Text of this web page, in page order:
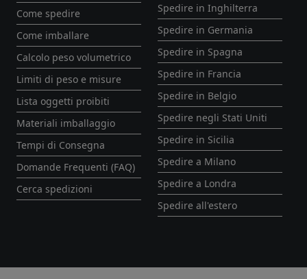
Come spedire
Come imballare
Calcolo peso volumetrico
Limiti di peso e misure
Lista oggetti proibiti
Materiali imballaggio
Tempi di Consegna
Domande Frequenti (FAQ)
Cerca spedizioni
Spedire in Inghilterra
Spedire in Germania
Spedire in Spagna
Spedire in Francia
Spedire in Belgio
Spedire negli Stati Uniti
Spedire in Sicilia
Spedire a Milano
Spedire a Londra
Spedire all'estero